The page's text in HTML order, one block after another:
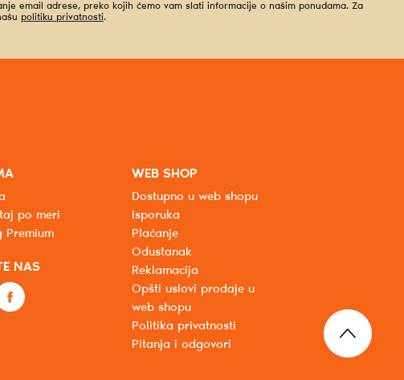
email adrese, preko kojih ćemo vam slati informacije o našim ponudama. Za
politiku privatnosti.
po meri
Premium
NAS
WEB SHOP
Dostupno u web shopu
Isporuka
Plaćanje
Odustanak
Reklamacija
Opšti uslovi prodaje u
web shopu
Politika privatnosti
Pitanja i odgovori